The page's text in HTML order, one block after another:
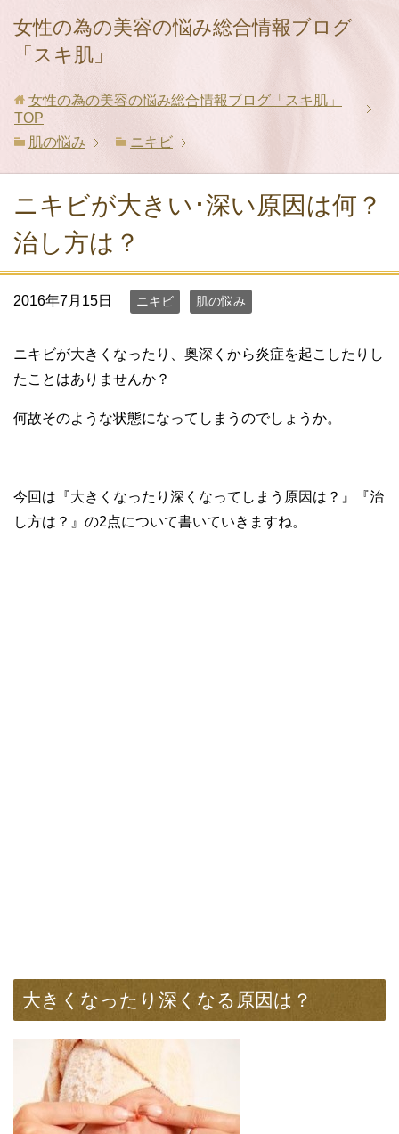
女性の為の美容の悩み総合情報ブログ
「スキ肌」
女性の為の美容の悩み総合情報ブログ「スキ肌」
TOP
肌の悩み
ニキビ
ニキビが大きい･深い原因は何？
治し方は？
2016年7月15日 ニキビ 肌の悩み
ニキビが大きくなったり、奥深くから炎症を起こしたりし
たことはありませんか？
何故そのような状態になってしまうのでしょうか。
今回は『大きくなったり深くなってしまう原因は？』『治
し方は？』の2点について書いていきますね。
大きくなったり深くなる原因は？